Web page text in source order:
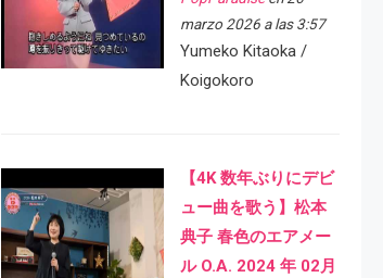
marzo 2026 a las 3:57
Yumeko Kitaoka /
Koigokoro
【4K 数年ぶりにデビ
ュー曲を歌う】松本
典子 春色のエアメー
ル O.A. 2024 年 02月